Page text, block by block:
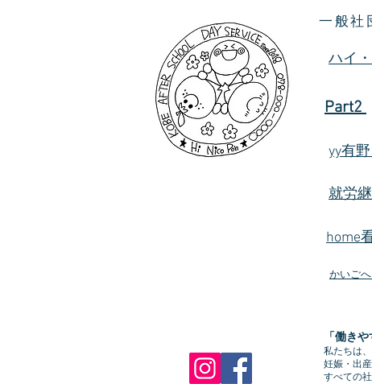
一般社
ハイ
Part2
yy有野
就労
home
かいご
「働き
私たちは
妊娠・出
すべての